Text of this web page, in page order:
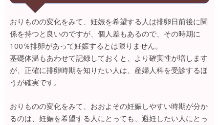
おりものの変化をみて、妊娠を希望する人は排卵日前後に関
係を持つと良いのですが、個人差もあるので、その時期に
100％排卵があって妊娠するとは限りません。
基礎体温もあわせて記録しておくと、より確実性が増します
が、正確に排卵時期を知りたい人は、産婦人科を受診するほ
うが確実です。
おりものの変化をみて、おおよその妊娠しやすい時期が分か
るのは、妊娠を希望する人にとっても、避妊したい人にとっ